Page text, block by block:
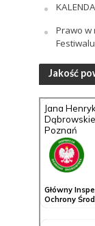
Prawo w
Festiwalu
Jakość